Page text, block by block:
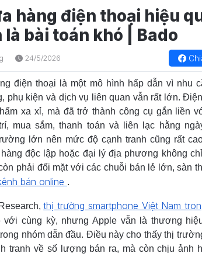
hàng điện thoại hiệu
bài toán khó | Bado
24/5/2026
điện thoại là một mô hình hấp dẫn vì nhu
phụ kiện và dịch vụ liên quan vẫn rất lớn.
xa xỉ, mà đã trở thành công cụ gắn liền
mua sắm, thanh toán và liên lạc hằng
lớn nên mức độ cạnh tranh cũng rất
độc lập hoặc đại lý địa phương không
phải đối mặt với các chuỗi bán lẻ lớn, sàn
bán online .
thị trường smartphone Việt Nam
với cùng kỳ, nhưng Apple vẫn là thương
nhóm dẫn đầu. Điều này cho thấy thị
tranh về số lượng bán ra, mà còn chịu ảnh